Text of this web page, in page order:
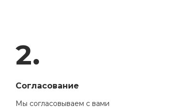
2.
Согласование
Мы согласовываем с вами